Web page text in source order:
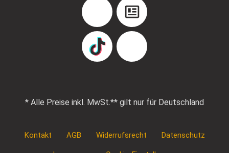
YouTube Blog
TikTok Pinterest
* Alle Preise inkl. MwSt.** gilt nur für Deutschland
Kontakt AGB Widerrufsrecht Datenschutz